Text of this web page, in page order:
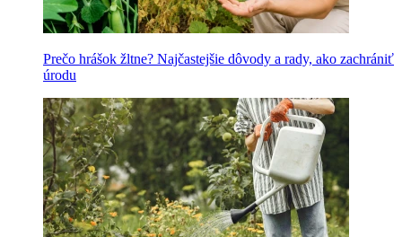
Prečo hrášok žltne? Najčastejšie dôvody a rady, ako zachrániť
úrodu